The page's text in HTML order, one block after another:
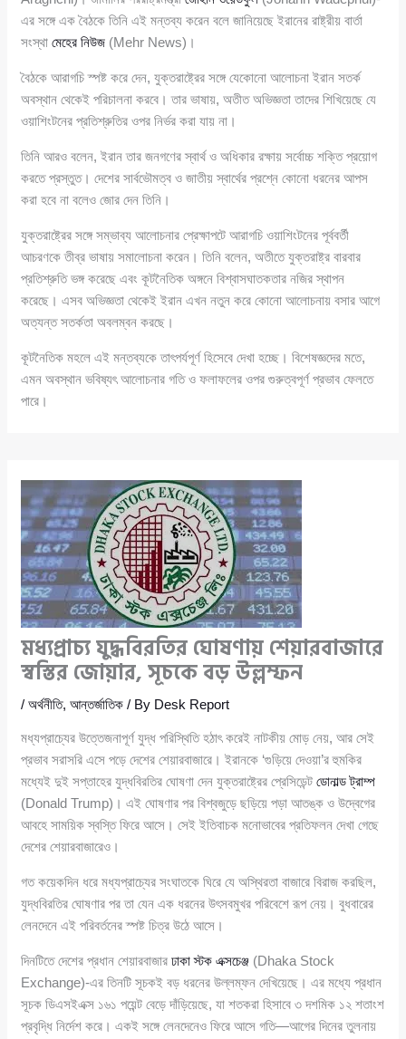
এর সঙ্গে এক বৈঠকে তিনি এই মন্তব্য করেন বলে জানিয়েছে ইরানের রাষ্ট্রীয় বার্তা
সংস্থামেহের নিউজ (Mehr News)।
বৈঠকে আরাগচি স্পষ্ট করে দেন, যুক্তরাষ্ট্রের সঙ্গে যেকোনো আলোচনা ইরান সতর্ক
অবস্থান থেকেই পরিচালনা করবে। তার ভাষায়, অতীত অভিজ্ঞতা তাদের শিখিয়েছে যে
ওয়াশিংটনের প্রতিশ্রুতির ওপর নির্ভর করা যায় না।
তিনি আরও বলেন, ইরান তার জনগণের স্বার্থ ও অধিকার রক্ষায় সর্বোচ্চ শক্তি প্রয়োগ
করতে প্রস্তুত। দেশের সার্বভৌমত্ব ও জাতীয় স্বার্থের প্রশ্নে কোনো ধরনের আপস
করা হবে না বলেও জোর দেন তিনি।
যুক্তরাষ্ট্রের সঙ্গে সম্ভাব্য আলোচনার প্রেক্ষাপটে আরাগচি ওয়াশিংটনের পূর্ববর্তী
আচরণকে তীব্র ভাষায় সমালোচনা করেন। তিনি বলেন, অতীতে যুক্তরাষ্ট্র বারবার
প্রতিশ্রুতি ভঙ্গ করেছে এবং কূটনৈতিক অঙ্গনে বিশ্বাসঘাতকতার নজির স্থাপন
করেছে। এসব অভিজ্ঞতা থেকেই ইরান এখন নতুন করে কোনো আলোচনায় বসার আগে
অত্যন্ত সতর্কতা অবলম্বন করছে।
কূটনৈতিক মহলে এই মন্তব্যকে তাৎপর্যপূর্ণ হিসেবে দেখা হচ্ছে। বিশেষজ্ঞদের মতে,
এমন অবস্থান ভবিষ্যৎ আলোচনার গতি ও ফলাফলের ওপর গুরুত্বপূর্ণ প্রভাব ফেলতে
পারে।
মধ্যপ্রাচ্য যুদ্ধবিরতির ঘোষণায় শেয়ারবাজারে
স্বস্তির জোয়ার, সূচকে বড় উল্লম্ফন
/অর্থনীতি,আন্তর্জাতিক / By Desk Report
মধ্যপ্রাচ্যের উত্তেজনাপূর্ণ যুদ্ধ পরিস্থিতি হঠাৎ করেই নাটকীয় মোড় নেয়, আর সেই
প্রভাব সরাসরি এসে পড়ে দেশের শেয়ারবাজারে। ইরানকে ‘গুড়িয়ে দেওয়া’র হুমকির
মধ্যেই দুই সপ্তাহের যুদ্ধবিরতির ঘোষণা দেন যুক্তরাষ্ট্রের প্রেসিডেন্টডোনাল্ড ট্রাম্প
(Donald Trump)। এই ঘোষণার পর বিশ্বজুড়ে ছড়িয়ে পড়া আতঙ্ক ও উদ্বেগের
আবহে সাময়িক স্বস্তি ফিরে আসে। সেই ইতিবাচক মনোভাবের প্রতিফলন দেখা গেছে
দেশের শেয়ারবাজারেও।
গত কয়েকদিন ধরে মধ্যপ্রাচ্যের সংঘাতকে ঘিরে যে অস্থিরতা বাজারে বিরাজ করছিল,
যুদ্ধবিরতির ঘোষণার পর তা যেন এক ধরনের উৎসবমুখর পরিবেশে রূপ নেয়। বুধবারের
লেনদেনে এই পরিবর্তনের স্পষ্ট চিত্র উঠে আসে।
দিনটিতে দেশের প্রধান শেয়ারবাজারঢাকা স্টক এক্সচেঞ্জ (Dhaka Stock
Exchange)-এর তিনটি সূচকই বড় ধরনের উল্লম্ফন দেখিয়েছে। এর মধ্যে প্রধান
সূচক ডিএসইএক্স ১৬১ পয়েন্ট বেড়ে দাঁড়িয়েছে, যা শতকরা হিসাবে ৩ দশমিক ১২ শতাংশ
প্রবৃদ্ধি নির্দেশ করে। একই সঙ্গে লেনদেনেও ফিরে আসে গতি—আগের দিনের তুলনায়